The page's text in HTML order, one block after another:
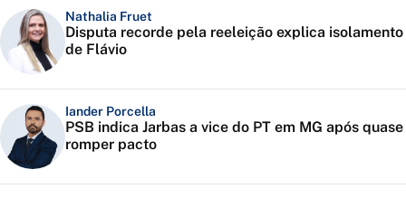
Nathalia Fruet
Disputa recorde pela reeleição explica isolamento
de Flávio
Iander Porcella
PSB indica Jarbas a vice do PT em MG após quase
romper pacto